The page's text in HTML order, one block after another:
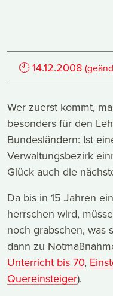
🕙14.12.2008
Wer zuerst kommt,
besonders für den
Bundesländern: Ist
Verwaltungsbezirk
Glück auch die
Da bis in 15 Jahren
herrschen wird,
noch grabschen, was
dann zu
Unterricht bis 70,
Quereinsteiger).